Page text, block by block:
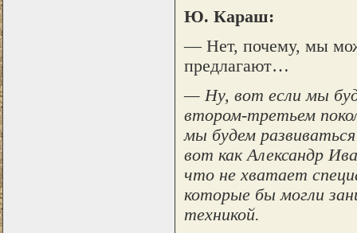
Ю. Караш:
— Нет, почему, мы
предлагают…
— Ну, вот если мы
втором-третьем
мы будем
вот как Александр
что не хватает
которые бы могли
техникой.